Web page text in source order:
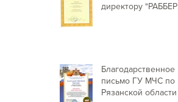
директору "РАББЕР
Благодарственное
письмо ГУ МЧС по
Рязанской области